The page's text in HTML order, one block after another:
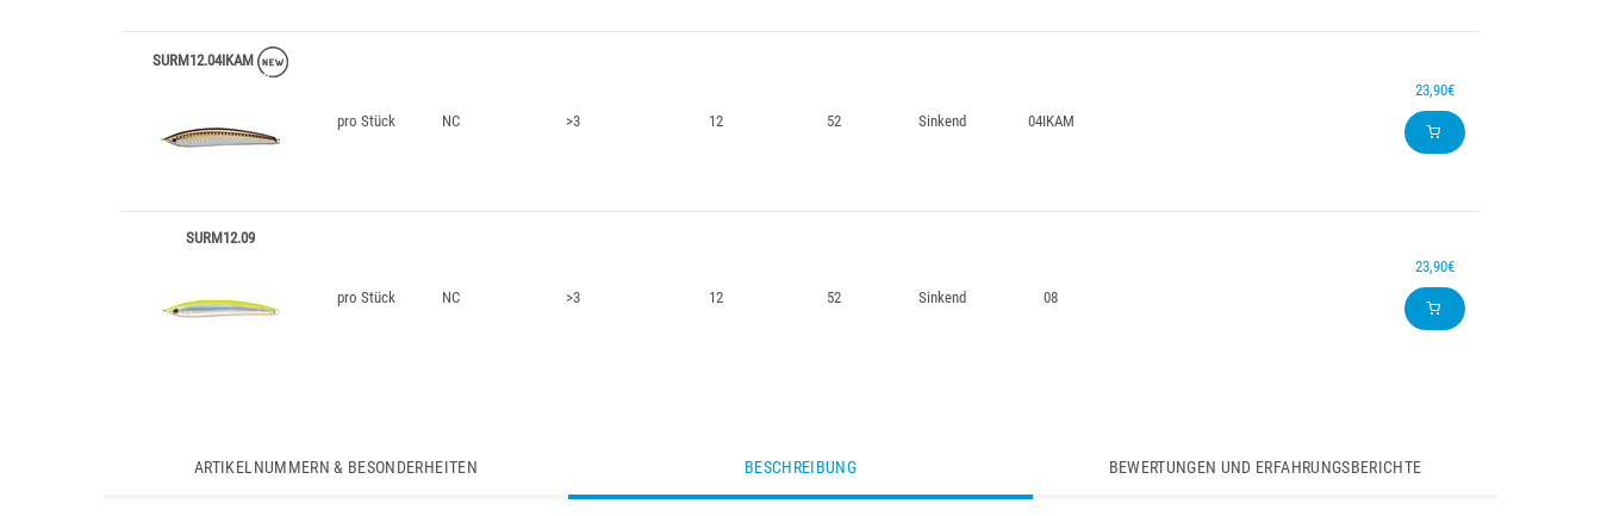
SURM12.04IKAM
pro Stück NC >3 12 52 Sinkend 04IKAM
23,90€
SURM12.09
pro Stück NC >3 12 52 Sinkend 08
23,90€
ARTIKELNUMMERN & BESONDERHEITEN BESCHREIBUNG BEWERTUNGEN UND ERFAHRUNGSBERICHTE